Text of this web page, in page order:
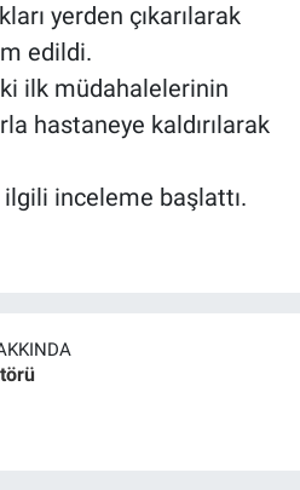
yerden çıkarılarak
edildi.
ilk müdahalelerinin
hastaneye kaldırılarak
inceleme başlattı.